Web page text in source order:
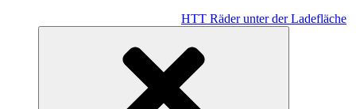
HTT Räder unter der Ladefläche